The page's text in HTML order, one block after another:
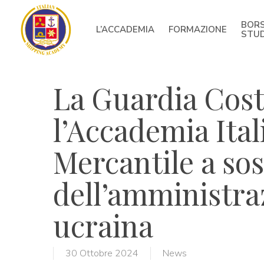
content
L’ACCADEMIA FORMAZIONE
La Guardia
l’Accademia
Mercantile a
ucraina
30 Ottobre 2024 News